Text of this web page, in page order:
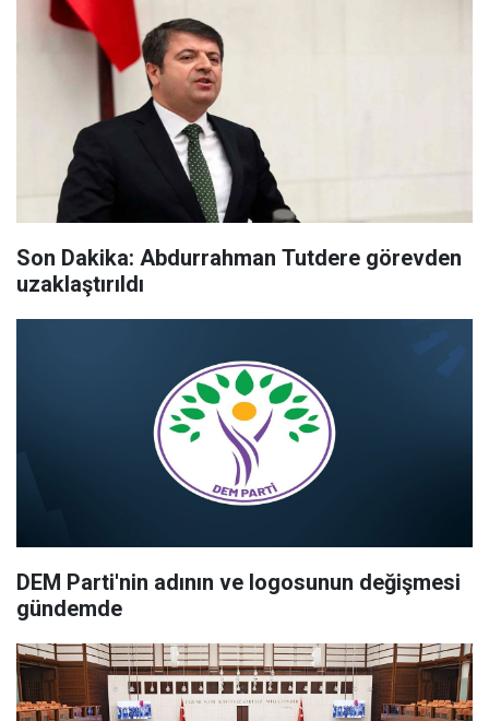
Son Dakika: Abdurrahman Tutdere görevden
uzaklaştırıldı
DEM Parti'nin adının ve logosunun değişmesi
gündemde